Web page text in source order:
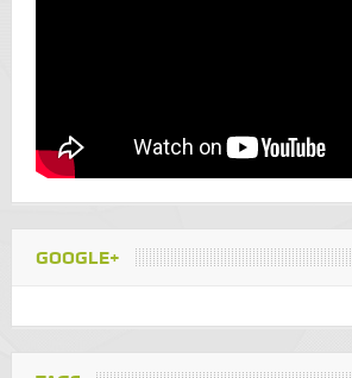
GOOGLE+